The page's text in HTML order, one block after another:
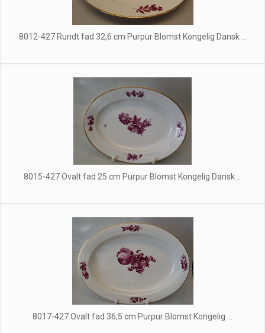
8012-427 Rundt fad 32,6 cm Purpur Blomst Kongelig Dansk ...
8015-427 Ovalt fad 25 cm Purpur Blomst Kongelig Dansk ...
8017-427 Ovalt fad 36,5 cm Purpur Blomst Kongelig ...